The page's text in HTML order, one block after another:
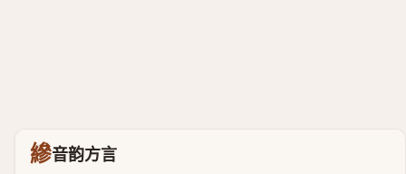
縿音韵方言